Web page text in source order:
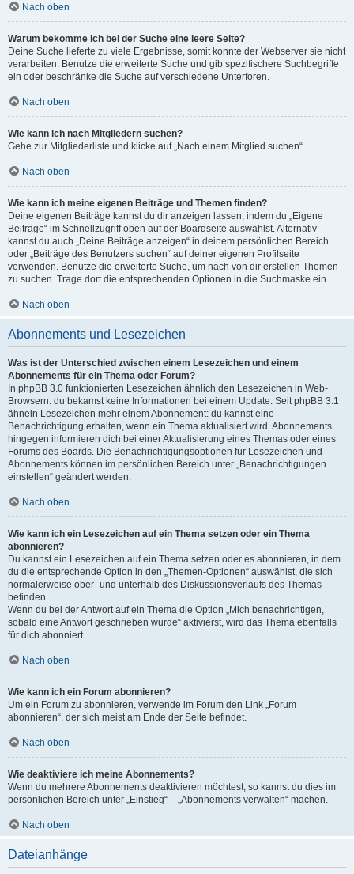
Nach oben
Warum bekomme ich bei der Suche eine leere Seite?
Deine Suche lieferte zu viele Ergebnisse, somit konnte der Webserver sie nicht
verarbeiten. Benutze die erweiterte Suche und gib spezifischere Suchbegriffe
ein oder beschränke die Suche auf verschiedene Unterforen.
Nach oben
Wie kann ich nach Mitgliedern suchen?
Gehe zur Mitgliederliste und klicke auf „Nach einem Mitglied suchen“.
Nach oben
Wie kann ich meine eigenen Beiträge und Themen finden?
Deine eigenen Beiträge kannst du dir anzeigen lassen, indem du „Eigene
Beiträge“ im Schnellzugriff oben auf der Boardseite auswählst. Alternativ
kannst du auch „Deine Beiträge anzeigen“ in deinem persönlichen Bereich
oder „Beiträge des Benutzers suchen“ auf deiner eigenen Profilseite
verwenden. Benutze die erweiterte Suche, um nach von dir erstellen Themen
zu suchen. Trage dort die entsprechenden Optionen in die Suchmaske ein.
Nach oben
Abonnements und Lesezeichen
Was ist der Unterschied zwischen einem Lesezeichen und einem
Abonnements für ein Thema oder Forum?
In phpBB 3.0 funktionierten Lesezeichen ähnlich den Lesezeichen in Web-
Browsern: du bekamst keine Informationen bei einem Update. Seit phpBB 3.1
ähneln Lesezeichen mehr einem Abonnement: du kannst eine
Benachrichtigung erhalten, wenn ein Thema aktualisiert wird. Abonnements
hingegen informieren dich bei einer Aktualisierung eines Themas oder eines
Forums des Boards. Die Benachrichtigungsoptionen für Lesezeichen und
Abonnements können im persönlichen Bereich unter „Benachrichtigungen
einstellen“ geändert werden.
Nach oben
Wie kann ich ein Lesezeichen auf ein Thema setzen oder ein Thema
abonnieren?
Du kannst ein Lesezeichen auf ein Thema setzen oder es abonnieren, in dem
du die entsprechende Option in den „Themen-Optionen“ auswählst, die sich
normalerweise ober- und unterhalb des Diskussionsverlaufs des Themas
befinden.
Wenn du bei der Antwort auf ein Thema die Option „Mich benachrichtigen,
sobald eine Antwort geschrieben wurde“ aktivierst, wird das Thema ebenfalls
für dich abonniert.
Nach oben
Wie kann ich ein Forum abonnieren?
Um ein Forum zu abonnieren, verwende im Forum den Link „Forum
abonnieren“, der sich meist am Ende der Seite befindet.
Nach oben
Wie deaktiviere ich meine Abonnements?
Wenn du mehrere Abonnements deaktivieren möchtest, so kannst du dies im
persönlichen Bereich unter „Einstieg“ – „Abonnements verwalten“ machen.
Nach oben
Dateianhänge